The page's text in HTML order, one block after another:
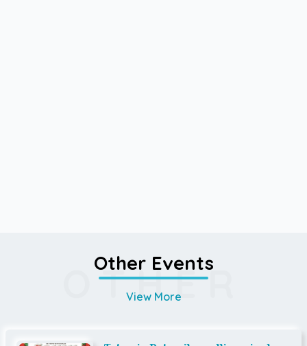
OTHER
Other Events
View More